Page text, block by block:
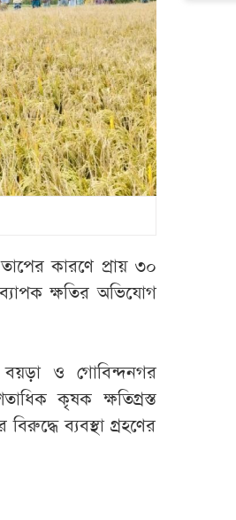
কারণে প্রায় ৩০
ক্ষতির অভিযোগ
ও গোবিন্দনগর
কৃষক ক্ষতিগ্রস্ত
ব্যবস্থা গ্রহণের